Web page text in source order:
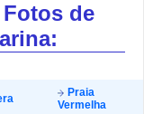
de
Praia
Vermelha